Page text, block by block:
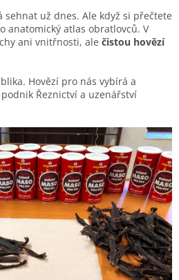
sehnat už dnes. Ale když si přečtete
anatomický atlas obratlovců. V
ani vnitřnosti, ale čistou hovězí
Hovězí pro nás vybírá a
Řeznictví a uzenářství